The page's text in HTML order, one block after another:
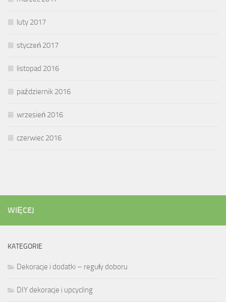
luty 2017
styczeń 2017
listopad 2016
październik 2016
wrzesień 2016
czerwiec 2016
WIĘCEJ
KATEGORIE
Dekoracje i dodatki – reguły doboru
DIY dekoracje i upcycling